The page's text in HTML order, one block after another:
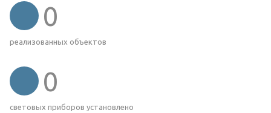
0
реализованных объектов
0
световых приборов установлено